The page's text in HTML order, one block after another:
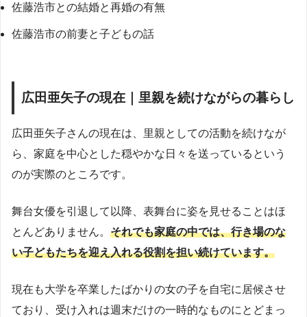
佐藤浩市との結婚と再婚の有無
佐藤浩市の前妻と子どもの話
広田亜矢子の現在｜里親を続けながらの暮らし
広田亜矢子さんの現在は、里親としての活動を続けなが
ら、家庭を中心とした穏やかな日々を送っているという
のが実際のところです。
舞台女優を引退して以降、表舞台に姿を見せることはほ
とんどありません。 それでも家庭の中では、行き場のな
い子どもたちを迎え入れる役割を担い続けています。
現在も大学を卒業したばかりの女の子を自宅に居候させ
ており、受け入れは週末だけの一時的なものにとどまっ